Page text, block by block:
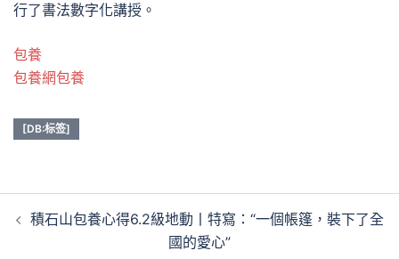
行了書法數字化講授。
包養
包養網包養
[DB:标签]
章 積石山包養心得6.2級地動丨特寫：“一個帳篷，裝下了全
國的愛心”